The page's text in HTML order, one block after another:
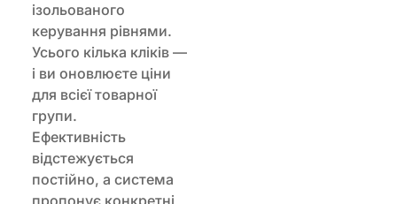
ізольованого
керування рівнями.
Усього кілька кліків —
і ви оновлюєте ціни
для всієї товарної
групи.
Ефективність
відстежується
постійно, а система